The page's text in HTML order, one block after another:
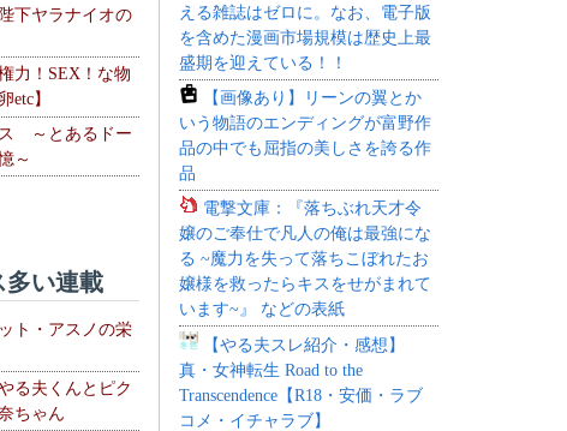
下ヤラナイオの
力！SEX！な物
etc】
～とあるドー
～
多い連載
ト・アスノの栄
る夫くんとピク
ちゃん
える雑誌はゼロに。なお、電子版
を含めた漫画市場規模は歴史上最
盛期を迎えている！！
【画像あり】リーンの翼とか
いう物語のエンディングが富野作
品の中でも屈指の美しさを誇る作
品
電撃文庫：『落ちぶれ天才令
嬢のご奉仕で凡人の俺は最強にな
る ~魔力を失って落ちこぼれたお
嬢様を救ったらキスをせがまれて
います~』 などの表紙
【やる夫スレ紹介・感想】
真・女神転生 Road to the
Transcendence【R18・安価・ラブ
コメ・イチャラブ】